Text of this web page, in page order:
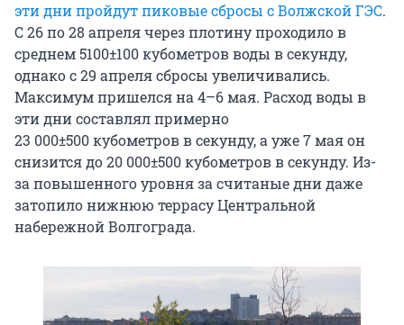
эти дни пройдут пиковые сбросы с Волжской ГЭС.
С 26 по 28 апреля через плотину проходило в
среднем5100±100кубометров воды в секунду,
однако с 29 апреля сбросы увеличивались.
Максимум пришелся на 4–6 мая. Расход воды в
эти дни составлял примерно
23 000±500кубометров в секунду, а уже 7 мая он
снизится до20 000±500кубометров в секунду. Из-
за повышенного уровня за считаные дни даже
затопило нижнюю террасу Центральной
набережной Волгограда.